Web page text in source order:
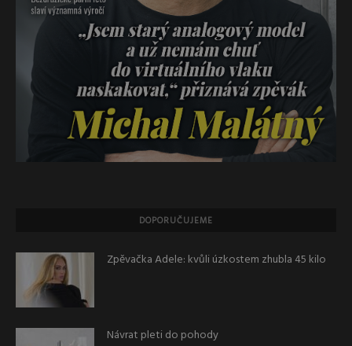
DOPORUČUJEME
Zpěvačka Adele: kvůli úzkostem zhubla 45 kilo
Návrat pleti do pohody